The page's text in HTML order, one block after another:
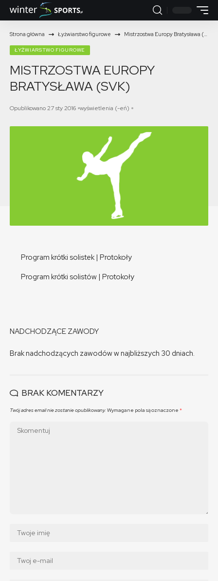
Strona główna Łyżwiarstwo figurowe Mistrzostwa Europy Bratysława (SVK)
ŁYŻWIARSTWO FIGUROWE
MISTRZOSTWA EUROPY
BRATYSŁAWA (SVK)
Opublikowano 27 sty 2016 wyświetlenia (-eń)
Program krótki solistek| Protokoły
Program krótki solistów| Protokoły
NADCHODZĄCE ZAWODY
Brak nadchodzących zawodów w najbliższych 30 dniach.
BRAK KOMENTARZY
Twój adres email nie zostanie opublikowany. Wymagane pola są oznaczone *